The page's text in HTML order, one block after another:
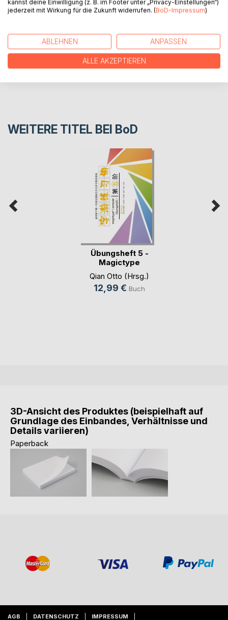
AUTOR/IN
PRESSESTIMMEN
WEITERE TITEL BEI BoD
Übungsheft 5 -
Magictype
chinesisc(...)
Qian Otto (Hrsg.)
12,99 € Buch
3D-Ansicht des Produktes (beispielhaft auf
Grundlage des Einbandes, Verhältnisse und
Details variieren)
Paperback
AGB DATENSCHUTZ IMPRESSUM
kannst deine Einwilligung (z. B. im Footer unter „Privacy-Einstellungen“)
jederzeit mit Wirkung für die Zukunft widerrufen. (BoD-Impressum)
ABLEHNEN ANPASSEN
ALLE AKZEPTIEREN